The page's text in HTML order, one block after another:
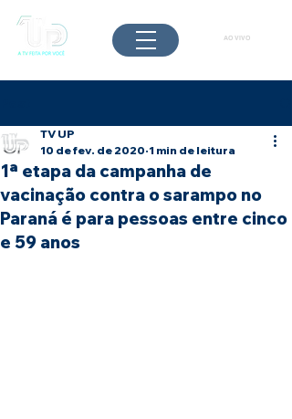
AO VIVO
1ª etapa da campanha de
vacinação contra o sarampo no
Paraná é para pessoas entre cinco
e 59 anos
TV UP
10 de fev. de 2020 1 min de leitura